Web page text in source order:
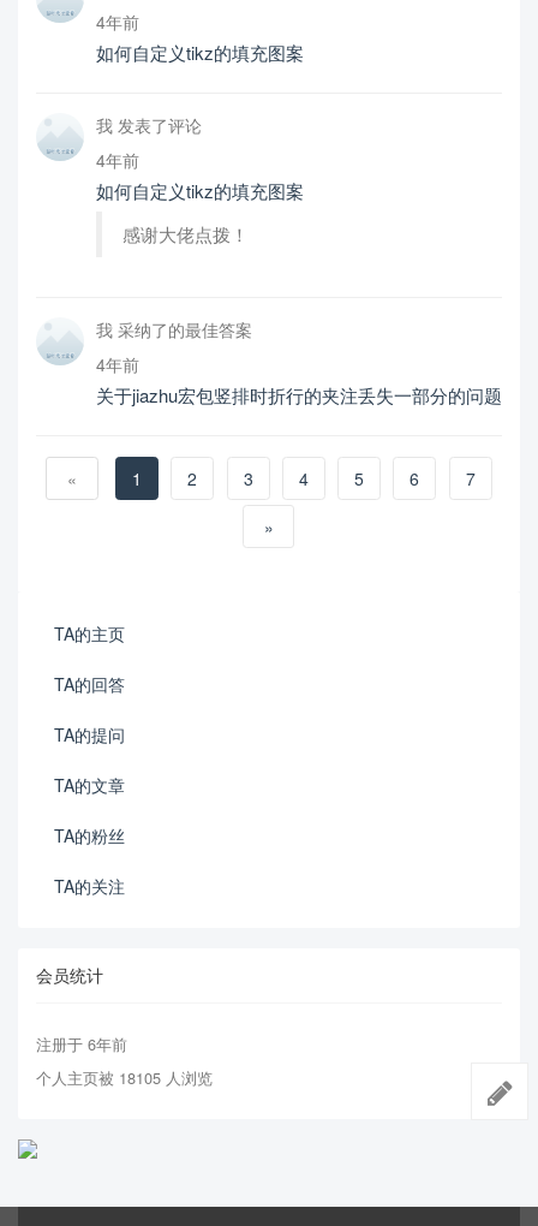
4年前
如何自定义tikz的填充图案
我 发表了评论
4年前
如何自定义tikz的填充图案
感谢大佬点拨！
我 采纳了的最佳答案
4年前
关于jiazhu宏包竖排时折行的夹注丢失一部分的问题
« 1 2 3 4 5 6
7
»
TA的主页
TA的回答
TA的提问
TA的文章
TA的粉丝
TA的关注
会员统计
注册于 6年前
个人主页被 18105 人浏览